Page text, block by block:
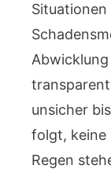
unsicher
folgt, keine
Regen